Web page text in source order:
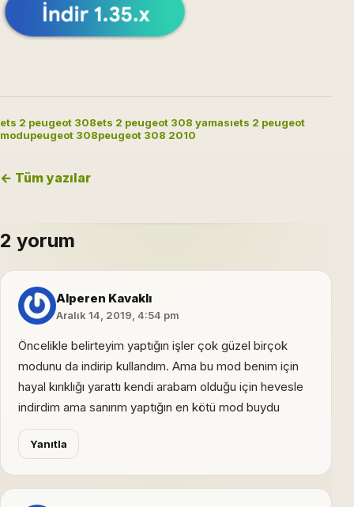
ets 2 peugeot 308ets 2 peugeot 308 yamasıets 2 peugeot
modupeugeot 308peugeot 308 2010
← Tüm yazılar
2 yorum
Alperen Kavaklı
Aralık 14, 2019, 4:54 pm
Öncelikle belirteyim yaptığın işler çok güzel birçok
modunu da indirip kullandım. Ama bu mod benim için
hayal kırıklığı yarattı kendi arabam olduğu için hevesle
indirdim ama sanırım yaptığın en kötü mod buydu
Yanıtla